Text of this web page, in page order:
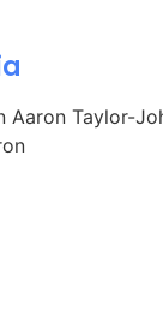
Taylor-